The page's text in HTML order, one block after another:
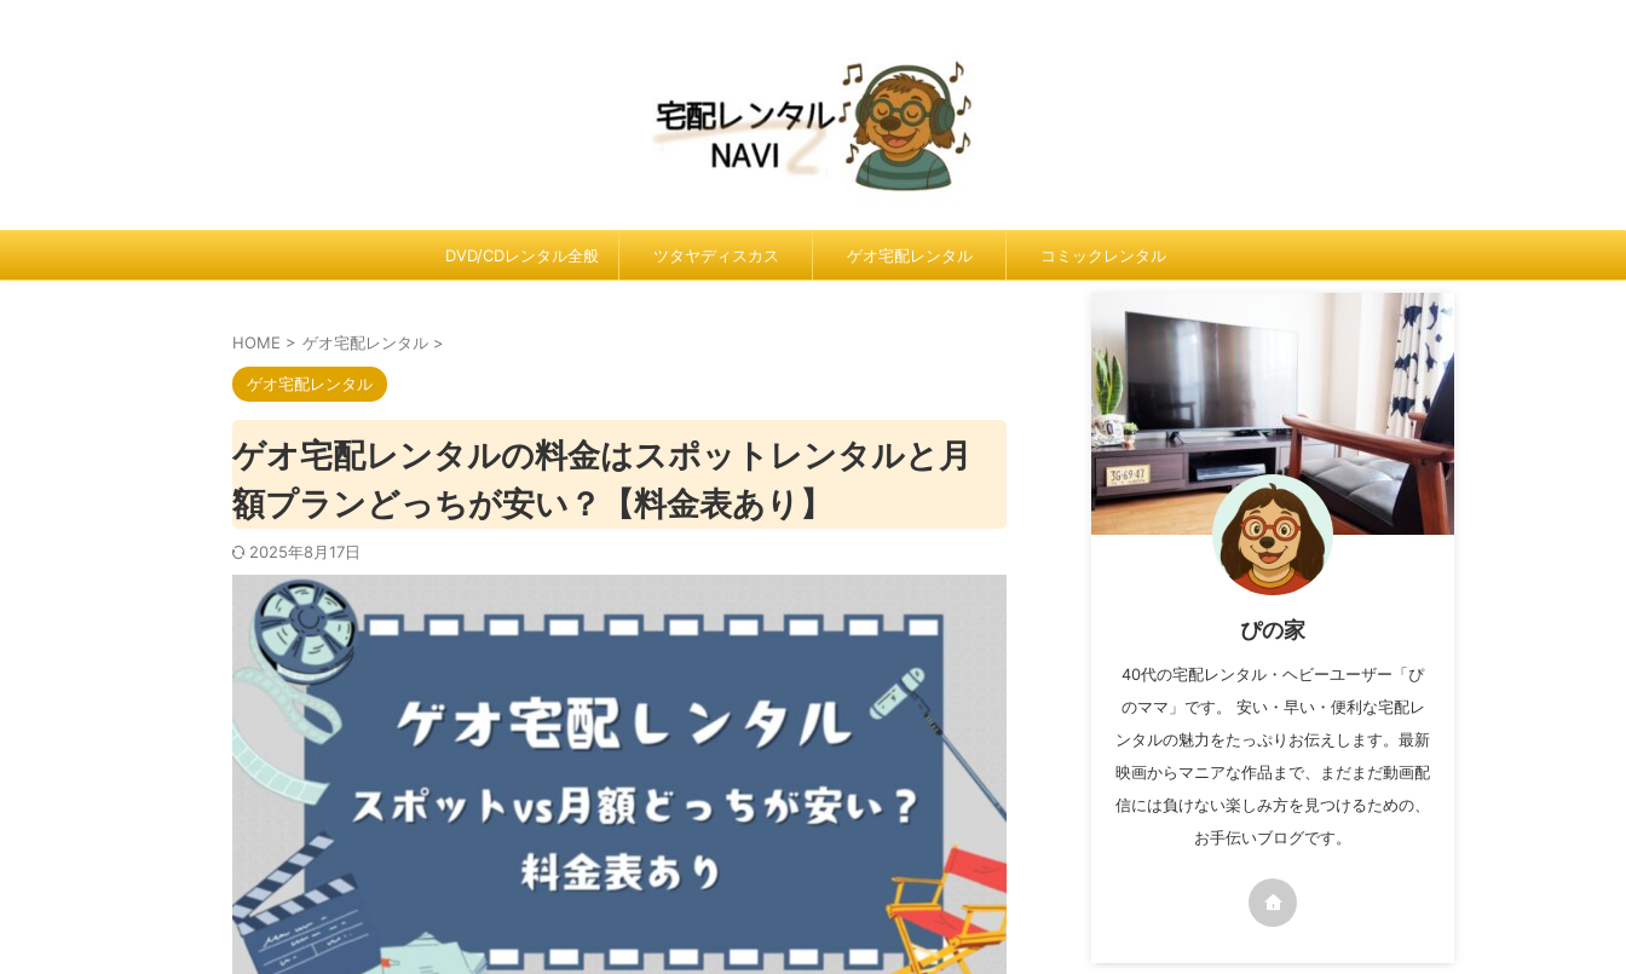
DVD/CDレンタル全般 ツタヤディスカス ゲオ宅配レンタル コミックレンタル
HOME > ゲオ宅配レンタル >
ゲオ宅配レンタル
ゲオ宅配レンタルの料金はスポットレンタルと月
額プランどっちが安い？【料金表あり】
2025年8月17日
ぴの家
40代の宅配レンタル・ヘビーユーザー「ぴ
のママ」です。 安い・早い・便利な宅配レ
ンタルの魅力をたっぷりお伝えします。最新
映画からマニアな作品まで、まだまだ動画配
信には負けない楽しみ方を見つけるための、
お手伝いブログです。